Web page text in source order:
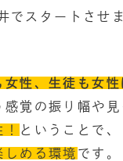
でスタートさせ
女性、生徒も女
覚の振り幅や
ということで
しめる環境 です。